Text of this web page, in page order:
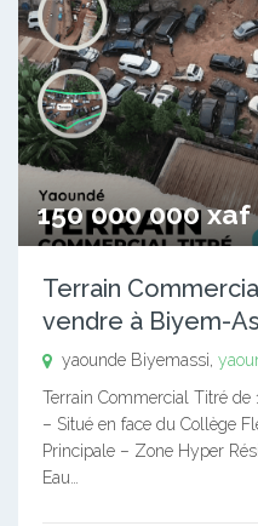
150 000 000 xaf
Terrain
vendre à Biyem-
yaounde Biyemassi,
Terrain Commercial Titré
– Situé en face du Collège
Principale – Zone Hyper
Eau…